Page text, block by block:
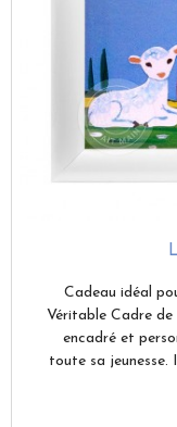
Cadeau idéal
Véritable Cadre
encadré et
toute sa jeunesse.